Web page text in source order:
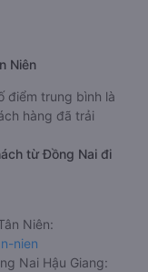
Niên
điểm trung bình là
hàng đã trải
từ Đồng Nai đi
Niên:
nien
Nai Hậu Giang: